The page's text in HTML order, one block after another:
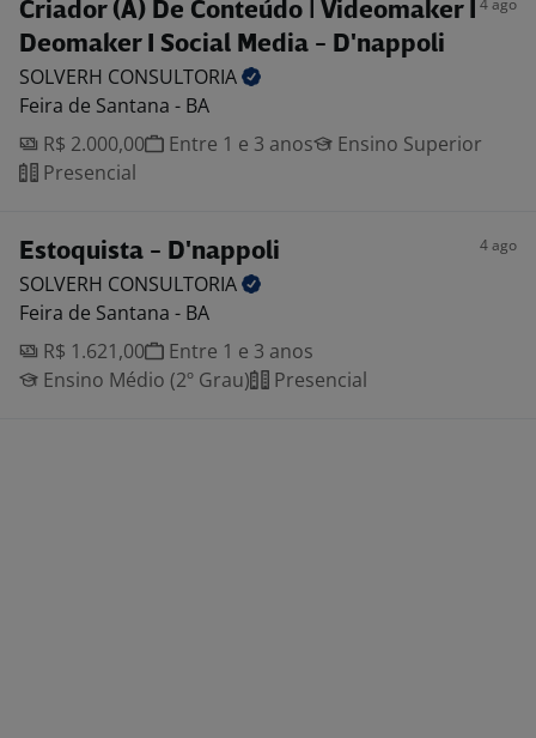
Criador (A) De Conteúdo | Videomaker I
Deomaker I Social Media - D'nappoli
4 ago
SOLVERH CONSULTORIA
Feira de Santana - BA
R$ 2.000,00
Entre 1 e 3 anos
Ensino Superior
Presencial
Estoquista - D'nappoli 4 ago
SOLVERH CONSULTORIA
Feira de Santana - BA
R$ 1.621,00
Entre 1 e 3 anos
Ensino Médio (2º Grau)
Presencial